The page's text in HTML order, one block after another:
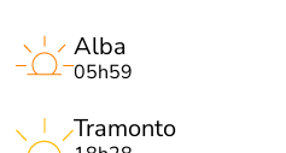
Alba
05h59
Tramonto